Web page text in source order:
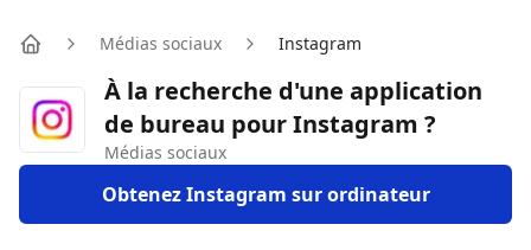
Médias sociaux Instagram
À la recherche d'une application
de bureau pour Instagram ?
Médias sociaux
Obtenez Instagram sur ordinateur